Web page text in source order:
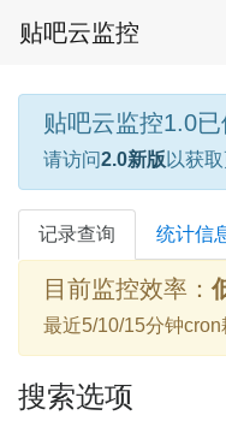
贴吧云监控
贴吧云监控1.0
请访问2.0新版 以获
记录查询 统计信
目前监控效率：
最近5/10/15分钟
搜索选项